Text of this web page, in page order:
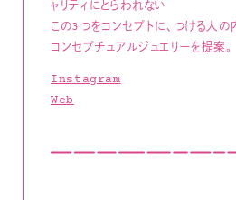
ャリティにとらわれない
この3つをコンセプトに、つける人
コンセプチュアルジュエリーを提案。
Instagram
Web